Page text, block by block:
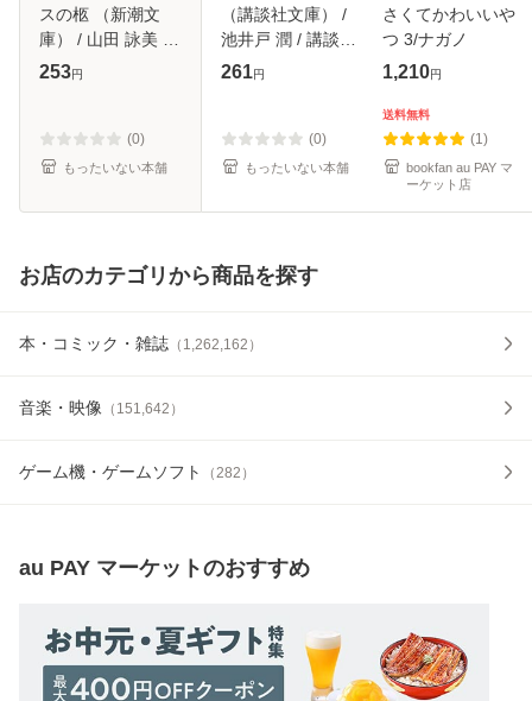
スの柩 （新潮文
庫） / 山田 詠美 /
新潮社 [文庫]【メ
253円
(0)
もったいない本舗
（講談社文庫） /
池井戸 潤 / 講談社
[文庫]【メール便送
261円
(0)
もったいない本舗
さくてかわいいや
つ 3/ナガノ
1,210円
送料無料
(1)
bookfan au PAY マ
ーケット店
お店のカテゴリから商品を探す
本・コミック・雑誌 （ 1,262,162 ）
音楽・映像 （ 151,642 ）
ゲーム機・ゲームソフト （282 ）
au PAY マーケットのおすすめ